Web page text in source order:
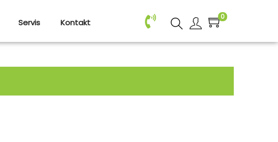
Servis Kontakt
0